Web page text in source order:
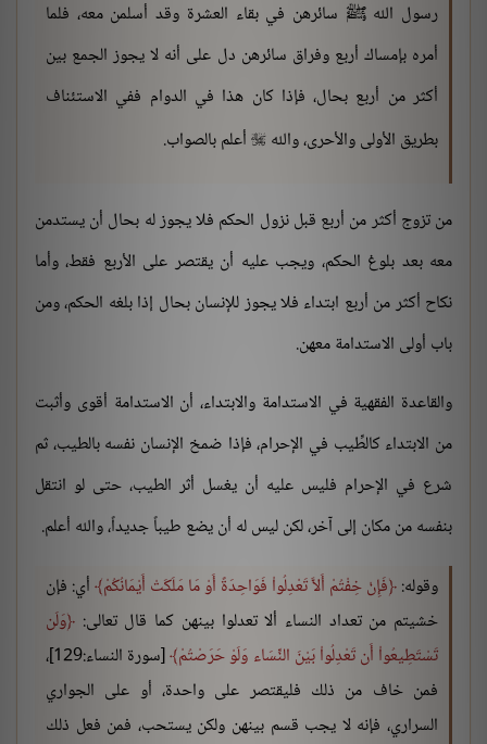
رسول الله ﷺ سائرهن في بقاء العشرة وقد أسلمن معه، فلما
أمره بإمساك أربع وفراق سائرهن دل على أنه لا يجوز الجمع بين
أكثر من أربع بحال، فإذا كان هذا في الدوام ففي الاستئناف
بطريق الأولى والأحرى، والله  أعلم بالصواب.
من تزوج أكثر من أربع قبل نزول الحكم فلا يجوز له بحال أن يستدمن
معه بعد بلوغ الحكم، ويجب عليه أن يقتصر على الأربع فقط، وأما
نكاح أكثر من أربع ابتداء فلا يجوز للإنسان بحال إذا بلغه الحكم، ومن
باب أولى الاستدامة معهن.
والقاعدة الفقهية في الاستدامة والابتداء، أن الاستدامة أقوى وأثبت
من الابتداء كالطِّيب في الإحرام، فإذا ضمخ الإنسان نفسه بالطيب، ثم
شرع في الإحرام فليس عليه أن يغسل أثر الطيب، حتى لو انتقل
بنفسه من مكان إلى آخر، لكن ليس له أن يضع طيباً جديداً، والله أعلم.
وقوله: فَإِنْ خِفْتُمْ أَلاَّ تَعْدِلُواْ فَوَاحِدَةً أَوْ مَا مَلَكَتْ أَيْمَانُكُمْ أي: فإن
خشيتم من تعداد النساء ألا تعدلوا بينهن كما قال تعالى: وَلَن
تَسْتَطِيعُواْ أَن تَعْدِلُواْ بَيْنَ النِّسَاء وَلَوْ حَرَصْتُمْ
[سورة النساء:129]،
فمن خاف من ذلك فليقتصر على واحدة، أو على الجواري
السراري، فإنه لا يجب قسم بينهن ولكن يستحب، فمن فعل ذلك